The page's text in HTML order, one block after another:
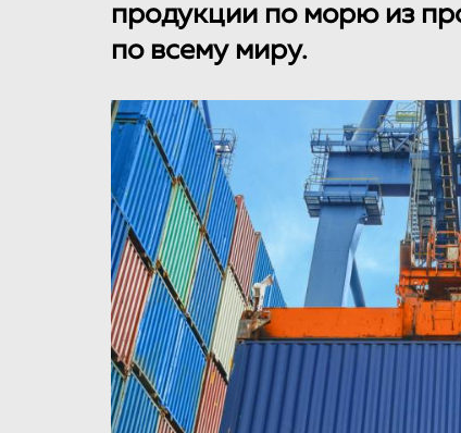
продукции по морю из
по всему миру.